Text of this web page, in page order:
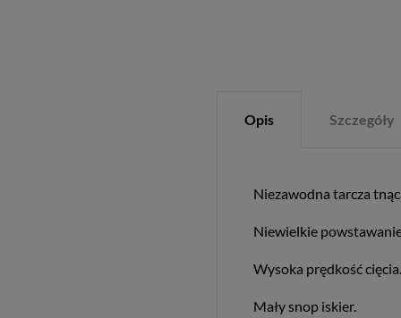
Opis Szczegóły
Niezawodna tarcza
Niewielkie
Wysoka prędkość cięcia.
Mały snop iskier.